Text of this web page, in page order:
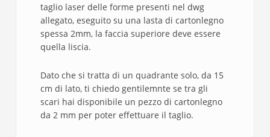
taglio laser delle forme presenti nel dwg
allegato, eseguito su una lasta di cartonlegno
spessa 2mm, la faccia superiore deve essere
quella liscia.
Dato che si tratta di un quadrante solo, da 15
cm di lato, ti chiedo gentilemnte se tra gli
scari hai disponibile un pezzo di cartonlegno
da 2 mm per poter effettuare il taglio.